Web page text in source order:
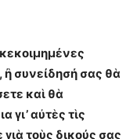
συνείδησή σας θὰ
καὶ θὰ
γι’ αὐτὲς τὶς
τοὺς δικούς σας